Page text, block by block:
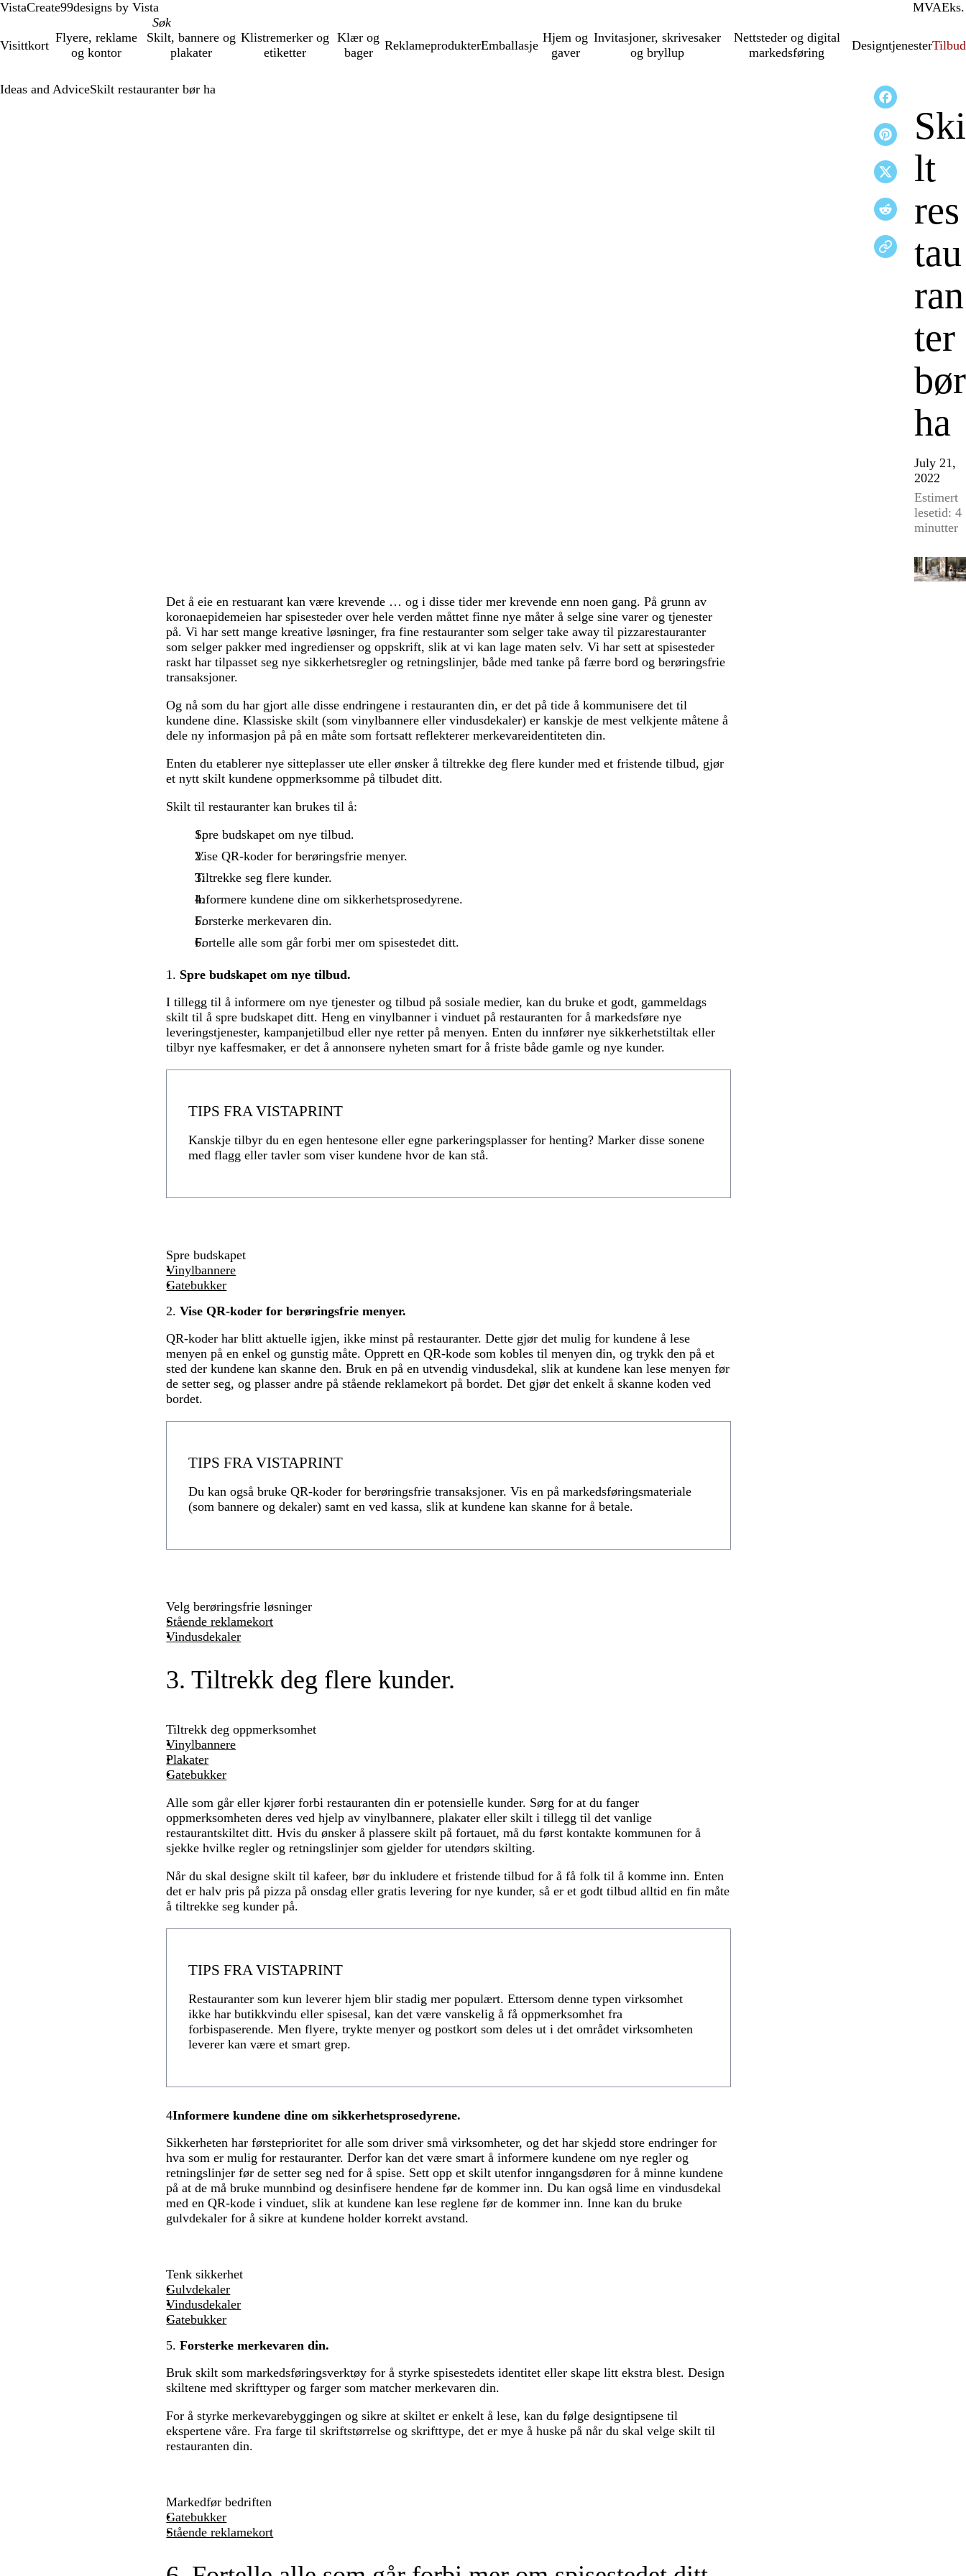
VistaCreate99designs by Vista MVAInkl.
Eks.
Visittkort
Flyere, reklame
og kontor
Skilt, bannere og
plakater
Klistremerker og
etiketter
Klær og
bager
ReklameprodukterEmballasje
Hjem og
gaver
Invitasjoner, skrivesaker
og bryllup
Nettsteder og digital
markedsføring
DesigntjenesterTilbud
Ideas and AdviceSkilt restauranter bør ha
Ski
lt
res
tau
ran
ter
bør
ha
July 21,
2022
Estimert
lesetid: 4
minutter
Det å eie en restuarant kan være krevende … og i disse tider mer krevende enn noen gang. På grunn av
koronaepidemeien har spisesteder over hele verden måttet finne nye måter å selge sine varer og tjenester
på. Vi har sett mange kreative løsninger, fra fine restauranter som selger take away til pizzarestauranter
som selger pakker med ingredienser og oppskrift, slik at vi kan lage maten selv. Vi har sett at spisesteder
raskt har tilpasset seg nye sikkerhetsregler og retningslinjer, både med tanke på færre bord og berøringsfrie
transaksjoner.
Og nå som du har gjort alle disse endringene i restauranten din, er det på tide å kommunisere det til
kundene dine. Klassiske skilt (som vinylbannere eller vindusdekaler) er kanskje de mest velkjente måtene å
dele ny informasjon på på en måte som fortsatt reflekterer merkevareidentiteten din.
Enten du etablerer nye sitteplasser ute eller ønsker å tiltrekke deg flere kunder med et fristende tilbud, gjør
et nytt skilt kundene oppmerksomme på tilbudet ditt.
Skilt til restauranter kan brukes til å:
Spre budskapet om nye tilbud.
Vise QR-koder for berøringsfrie menyer.
Tiltrekke seg flere kunder.
Informere kundene dine om sikkerhetsprosedyrene.
Forsterke merkevaren din.
Fortelle alle som går forbi mer om spisestedet ditt.
1. Spre budskapet om nye tilbud.
I tillegg til å informere om nye tjenester og tilbud på sosiale medier, kan du bruke et godt, gammeldags
skilt til å spre budskapet ditt. Heng en vinylbanner i vinduet på restauranten for å markedsføre nye
leveringstjenester, kampanjetilbud eller nye retter på menyen. Enten du innfører nye sikkerhetstiltak eller
tilbyr nye kaffesmaker, er det å annonsere nyheten smart for å friste både gamle og nye kunder.
TIPS FRA VISTAPRINT
Kanskje tilbyr du en egen hentesone eller egne parkeringsplasser for henting? Marker disse sonene
med flagg eller tavler som viser kundene hvor de kan stå.
Spre budskapet
Vinylbannere
Gatebukker
2.Vise QR-koder for berøringsfrie menyer.
QR-koder har blitt aktuelle igjen, ikke minst på restauranter. Dette gjør det mulig for kundene å lese
menyen på en enkel og gunstig måte. Opprett en QR-kode som kobles til menyen din, og trykk den på et
sted der kundene kan skanne den. Bruk en på en utvendig vindusdekal, slik at kundene kan lese menyen før
de setter seg, og plasser andre på stående reklamekort på bordet. Det gjør det enkelt å skanne koden ved
bordet.
TIPS FRA VISTAPRINT
Du kan også bruke QR-koder for berøringsfrie transaksjoner. Vis en på markedsføringsmateriale
(som bannere og dekaler) samt en ved kassa, slik at kundene kan skanne for å betale.
Velg berøringsfrie løsninger
Stående reklamekort
Vindusdekaler
3. Tiltrekk deg flere kunder.
Tiltrekk deg oppmerksomhet
Vinylbannere
Plakater
Gatebukker
Alle som går eller kjører forbi restauranten din er potensielle kunder. Sørg for at du fanger
oppmerksomheten deres ved hjelp av vinylbannere, plakater eller skilt i tillegg til det vanlige
restaurantskiltet ditt. Hvis du ønsker å plassere skilt på fortauet, må du først kontakte kommunen for å
sjekke hvilke regler og retningslinjer som gjelder for utendørs skilting.
Når du skal designe skilt til kafeer, bør du inkludere et fristende tilbud for å få folk til å komme inn. Enten
det er halv pris på pizza på onsdag eller gratis levering for nye kunder, så er et godt tilbud alltid en fin måte
å tiltrekke seg kunder på.
TIPS FRA VISTAPRINT
Restauranter som kun leverer hjem blir stadig mer populært. Ettersom denne typen virksomhet
ikke har butikkvindu eller spisesal, kan det være vanskelig å få oppmerksomhet fra
forbispaserende. Men flyere, trykte menyer og postkort som deles ut i det området virksomheten
leverer kan være et smart grep.
4Informere kundene dine om sikkerhetsprosedyrene.
Sikkerheten har førsteprioritet for alle som driver små virksomheter, og det har skjedd store endringer for
hva som er mulig for restauranter. Derfor kan det være smart å informere kundene om nye regler og
retningslinjer før de setter seg ned for å spise. Sett opp et skilt utenfor inngangsdøren for å minne kundene
på at de må bruke munnbind og desinfisere hendene før de kommer inn. Du kan også lime en vindusdekal
med en QR-kode i vinduet, slik at kundene kan lese reglene før de kommer inn. Inne kan du bruke
gulvdekaler for å sikre at kundene holder korrekt avstand.
Tenk sikkerhet
Gulvdekaler
Vindusdekaler
Gatebukker
5.Forsterke merkevaren din.
Bruk skilt som markedsføringsverktøy for å styrke spisestedets identitet eller skape litt ekstra blest. Design
skiltene med skrifttyper og farger som matcher merkevaren din.
For å styrke merkevarebyggingen og sikre at skiltet er enkelt å lese, kan du følge designtipsene til
ekspertene våre. Fra farge til skriftstørrelse og skrifttype, det er mye å huske på når du skal velge skilt til
restauranten din.
Markedfør bedriften
Gatebukker
Stående reklamekort